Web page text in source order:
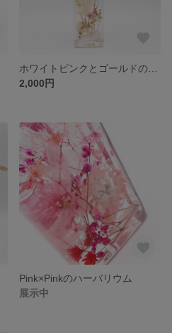
2,000円
Pink×Pinkのハーバリウム
展示中